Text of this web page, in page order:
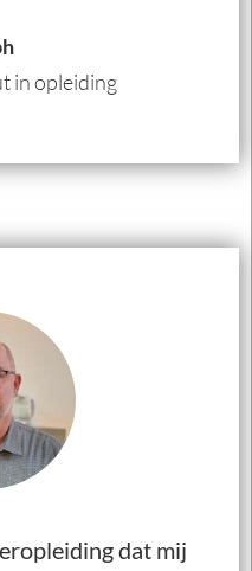
in opleiding
dat mij